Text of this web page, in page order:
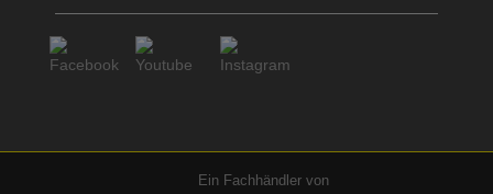
Ein Fachhändler von